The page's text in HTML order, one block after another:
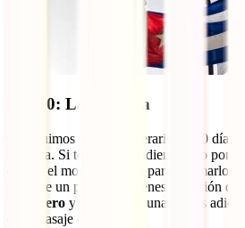
Día 10: La Habana
Concluimos nuestro itinerario de 10 días
Habana. Si te quedó pendiente algo por
este es el momento ideal para retomarlo.
relajarte un poco más, tienes la opción de
Varadero y disfrutar de unas horas
de tu pasaje de regreso.